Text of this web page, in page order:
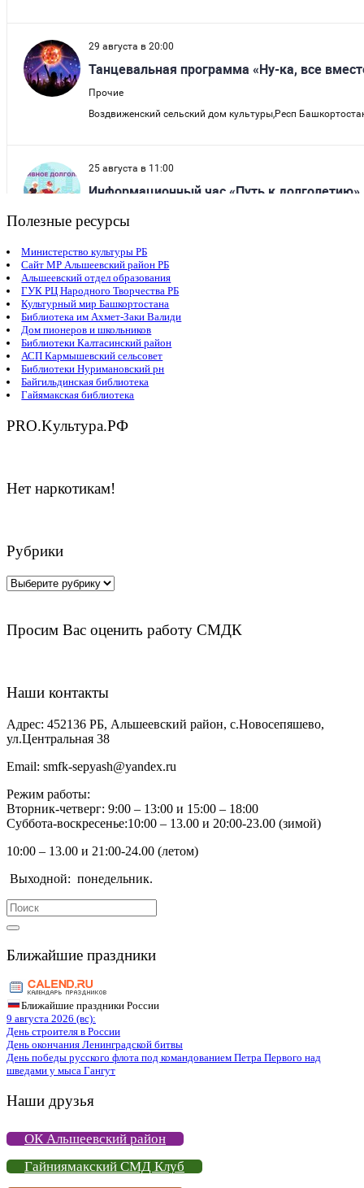
Полезные ресурсы
Министерство культуры РБ
Сайт МР Альшеевский район РБ
Альшеевский отдел образования
ГУК РЦ Народного Творчества РБ
Культурный мир Башкортостана
Библиотека им Ахмет-Заки Валиди
Дом пионеров и школьников
Библиотеки Калтасинский район
АСП Кармышевский сельсовет
Библиотеки Нуримановский рн
Байгильдинская библиотека
Гайямакская библиотека
PRO.Kультура.РФ
Нет наркотикам!
Рубрики
Рубрики
Просим Вас оценить работу СМДК
Наши контакты
Адрес: 452136 РБ, Альшеевский район, с.Новосепяшево,
ул.Центральная 38
Email: smfk-sepyash@yandex.ru
Режим работы:
Вторник-четверг: 9:00 – 13:00 и 15:00 – 18:00
Суббота-воскресенье:10:00 – 13.00 и 20:00-23.00 (зимой)
10:00 – 13.00 и 21:00-24.00 (летом)
Выходной: понедельник.
Search
for:
Ближайшие праздники
Ближайшие праздники России
9 августа 2026 (вс):
День строителя в России
День окончания Ленинградской битвы
День победы русского флота под командованием Петра Первого над
шведами у мыса Гангут
Наши друзья
ОК Альшеевский район
Гайниямакский СМД Клуб